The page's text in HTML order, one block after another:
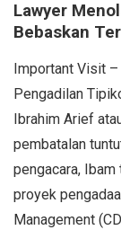
Lawyer
Bebaskan
Important Visit
Pengadilan
Ibrahim Arief
pembatalan
pengacara,
proyek
Management